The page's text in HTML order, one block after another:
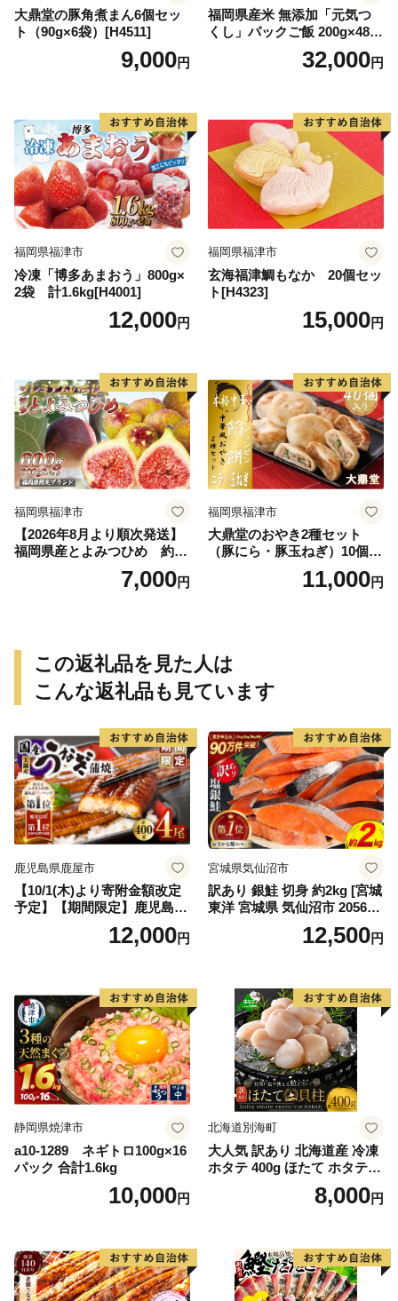
大鼎堂の豚角煮まん6個セッ
ト（90g×6袋）[H4511]
9,000円
福岡県産米 無添加「元気つ
くし」パックご飯 200g×48パ
32,000円
福岡県福津市
冷凍「博多あまおう」800g×
2袋 計1.6kg[H4001]
12,000円
福岡県福津市
玄海福津鯛もなか 20個セッ
ト[H4323]
15,000円
福岡県福津市
【2026年8月より順次発送】
福岡県産とよみつひめ 約30
0g×2パック[H2298]7,000円
福岡県福津市
大鼎堂のおやき2種セット
（豚にら・豚玉ねぎ）10個×2
袋×2種 計40個[H4514]
11,000円
この返礼品を見た人は
こんな返礼品も見ています
鹿児島県鹿屋市
【10/1(木)より寄附金額改定
予定】【期間限定】鹿児島県
大隅産うなぎ蒲焼4尾（400
g） KN007-02312,000円
宮城県気仙沼市
訳あり 銀鮭 切身 約2kg [宮城
東洋 宮城県 気仙沼市 205649
91] 鮭 魚介類 海鮮 訳アリ 規
格外 不揃い さけ サケ 鮭切身
切り身 魚 わけあり
12,500円
静岡県焼津市
a10-1289 ネギトロ100g×16
パック 合計1.6kg
10,000円
北海道別海町
大人気 訳あり 北海道産 冷凍
ホタテ 400g ほたて ホタテ
8,000円